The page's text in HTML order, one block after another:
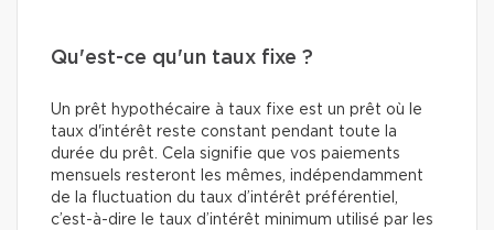
Qu'est-ce qu'un taux fixe ?
Un prêt hypothécaire à taux fixe est un prêt où le
taux d'intérêt reste constant pendant toute la
durée du prêt. Cela signifie que vos paiements
mensuels resteront les mêmes, indépendamment
de la fluctuation du taux d’intérêt préférentiel,
c’est-à-dire le taux d’intérêt minimum utilisé par les